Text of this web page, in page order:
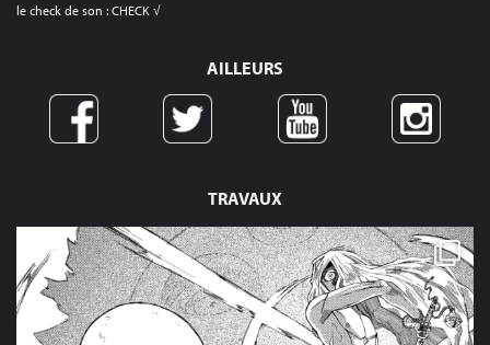
TRAVAUX
le check de son : CHECK √
AILLEURS